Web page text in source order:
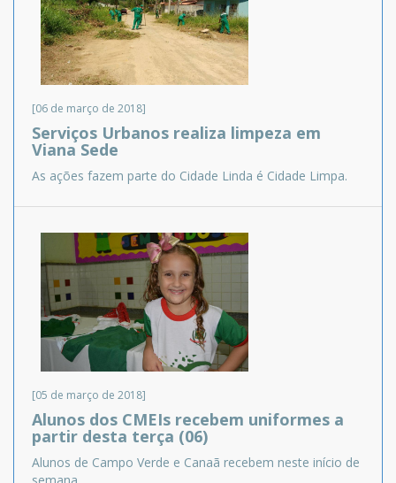
[06 de março de 2018]
Serviços Urbanos realiza limpeza em
Viana Sede
As ações fazem parte do Cidade Linda é Cidade Limpa.
[05 de março de 2018]
Alunos dos CMEIs recebem uniformes a
partir desta terça (06)
Alunos de Campo Verde e Canaã recebem neste início de